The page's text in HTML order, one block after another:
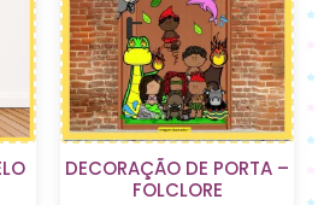
DECORAÇÃO DE PORTA –
FOLCLORE